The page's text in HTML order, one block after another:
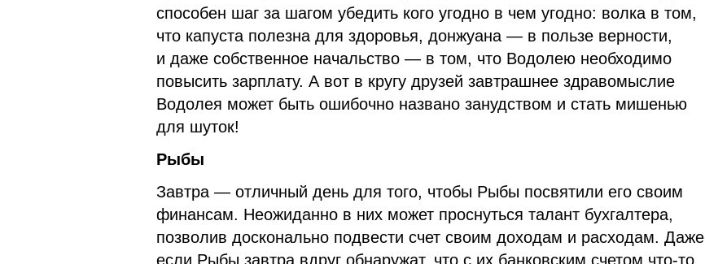
способен шаг за шагом убедить кого угодно в чем угодно: волка в том,
что капуста полезна для здоровья, донжуана — в пользе верности,
и даже собственное начальство — в том, что Водолею необходимо
повысить зарплату. А вот в кругу друзей завтрашнее здравомыслие
Водолея может быть ошибочно названо занудством и стать мишенью
для шуток!
Рыбы
Завтра — отличный день для того, чтобы Рыбы посвятили его своим
финансам. Неожиданно в них может проснуться талант бухгалтера,
позволив досконально подвести счет своим доходам и расходам. Даже
если Рыбы завтра вдруг обнаружат, что с их банковским счетом что-то